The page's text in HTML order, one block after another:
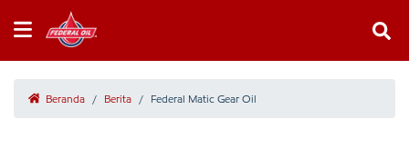
Beranda / Berita / Federal Matic Gear Oil